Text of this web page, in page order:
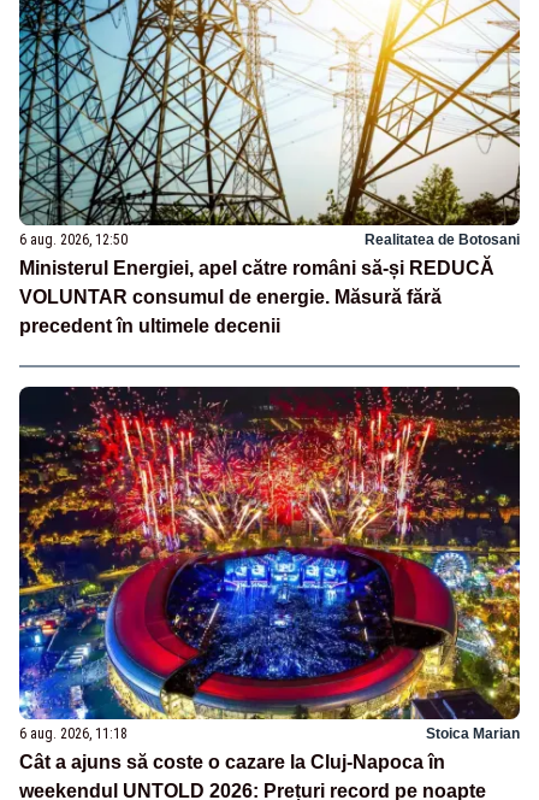
6 aug. 2026, 12:50 Realitatea de Botosani
Ministerul Energiei, apel către români să-și REDUCĂ
VOLUNTAR consumul de energie. Măsură fără
precedent în ultimele decenii
6 aug. 2026, 11:18 Stoica Marian
Cât a ajuns să coste o cazare la Cluj-Napoca în
weekendul UNTOLD 2026: Prețuri record pe noapte